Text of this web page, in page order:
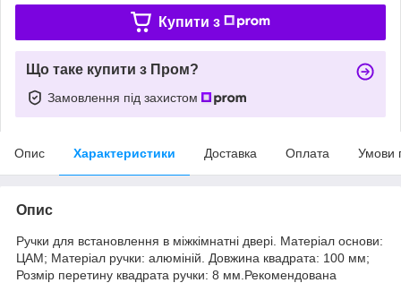
Купити з
Що таке купити з Пром?
Замовлення під захистом
Опис Характеристики Доставка Оплата Умови
Опис
Ручки для встановлення в міжкімнатні двері. Матеріал основи:
ЦАМ; Матеріал ручки: алюміній. Довжина квадрата: 100 мм;
Розмір перетину квадрата ручки: 8 мм.Рекомендована